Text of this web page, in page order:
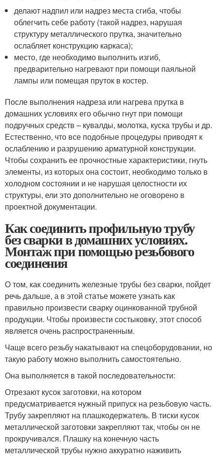
делают надпил или надрез места сгиба, чтобы
облегчить себе работу (такой надрез, нарушая
структуру металлического прутка, значительно
ослабляет конструкцию каркаса);
место, где необходимо выполнить изгиб,
предварительно нагревают при помощи паяльной
лампы или помещая пруток в костер.
После выполнения надреза или нагрева прутка в
домашних условиях его обычно гнут при помощи
подручных средств – кувалды, молотка, куска трубы и др.
Естественно, что все подобные процедуры приводят к
ослаблению и разрушению арматурной конструкции.
Чтобы сохранить ее прочностные характеристики, гнуть
элементы, из которых она состоит, необходимо только в
холодном состоянии и не нарушая целостности их
структуры, ели это дополнительно не оговорено в
проектной документации.
Как соединить профильную трубу
без сварки в домашних условиях.
Монтаж при помощью резьбового
соединения
О том, как соединить железные трубы без сварки, пойдет
речь дальше, а в этой статье можете узнать как
правильно произвести сварку оцинкованной трубной
продукции. Чтобы произвести состыковку, этот способ
является очень распространенным.
Чаще всего резьбу накатывают на спецоборудовании, но
такую работу можно выполнить самостоятельно.
Она выполняется в такой последовательности:
Отрезают кусок заготовки, на котором
предусматривается нужный припуск на резьбовую часть.
Трубу закрепляют на плашкодержатель. В тиски кусок
металлической заготовки закрепляют так, чтобы он не
прокручивался. Плашку на конечную часть
металлической трубы нужно аккуратно наживить